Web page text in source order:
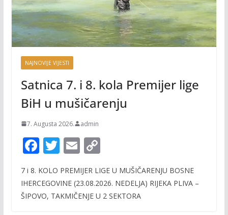
NAJNOVIJE VIJESTI
Satnica 7. i 8. kola Premijer lige
BiH u mušičarenju
7. Augusta 2026. admin
F
e
b
T
itt
er
E
ai
l
C
p
y
7 i 8. KOLO PREMIJER LIGE U MUŠIČARENJU BOSNE
IHERCEGOVINE (23.08.2026. NEDELJA) RIJEKA PLIVA –
ŠIPOVO, TAKMIČENJE U 2 SEKTORA